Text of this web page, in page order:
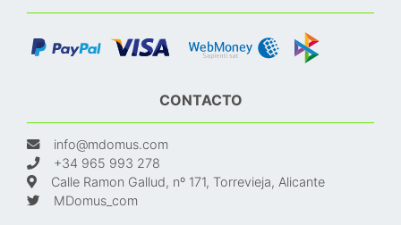
CONTACTO
info@mdomus.com
+34 965 993 278
Calle Ramon Gallud, nº 171, Torrevieja, Alicante
MDomus_com